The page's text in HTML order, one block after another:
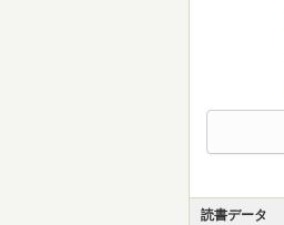
読書データ